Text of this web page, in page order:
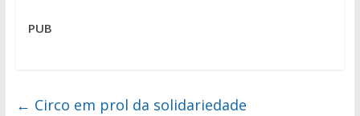
PUB
← Circo em prol da solidariedade